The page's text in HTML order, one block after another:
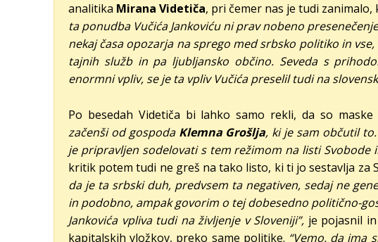
analitika Mirana Videtiča, pri čemer nas je tudi
ta ponudba Vučića Jankoviću ni prav nobeno
nekaj časa opozarja na sprego med srbsko politiko in
tajnih služb in pa ljubljansko občino. Seveda s
enormni vpliv, se je ta vpliv Vučića preselil tudi na
Po besedah Videtiča bi lahko samo rekli, da so maske
začenši od gospoda Klemna Grošlja, ki je sam občutil
je pripravljen sodelovati s tem režimom na listi Svobode
kritik potem tudi ne greš na tako listo, ki ti jo sestavlja za
da je ta srbski duh, predvsem ta negativen, sedaj ne
in podobno, ampak govorim o tej dobesedno politično-
Jankovića vpliva tudi na življenje v Sloveniji”, je pojasnil
kapitalskih vložkov, preko same politike. “Vemo, da ima